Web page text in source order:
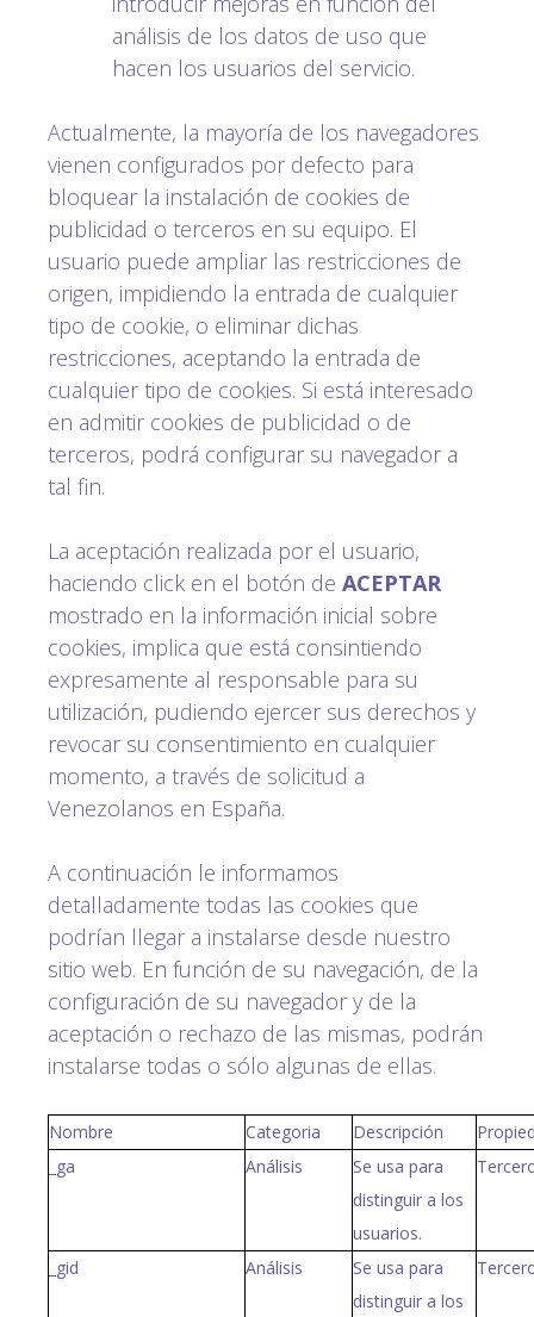
análisis de los datos de uso que
hacen los usuarios del servicio.
Actualmente, la mayoría de los navegadores
vienen configurados por defecto para
bloquear la instalación de cookies de
publicidad o terceros en su equipo. El
usuario puede ampliar las restricciones de
origen, impidiendo la entrada de cualquier
tipo de cookie, o eliminar dichas
restricciones, aceptando la entrada de
cualquier tipo de cookies. Si está interesado
en admitir cookies de publicidad o de
terceros, podrá configurar su navegador a
tal fin.
La aceptación realizada por el usuario,
haciendo click en el botón de ACEPTAR
mostrado en la información inicial sobre
cookies, implica que está consintiendo
expresamente al responsable para su
utilización, pudiendo ejercer sus derechos y
revocar su consentimiento en cualquier
momento, a través de solicitud a
Venezolanos en España.
A continuación le informamos
detalladamente todas las cookies que
podrían llegar a instalarse desde nuestro
sitio web. En función de su navegación, de la
configuración de su navegador y de la
aceptación o rechazo de las mismas, podrán
instalarse todas o sólo algunas de ellas.
Nombre Categoria Descripción
_ga
Análisis
Se usa para
distinguir a los
usuarios.
_gid Análisis
Se usa para
distinguir a los